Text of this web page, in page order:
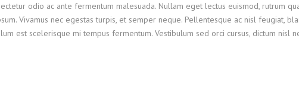
odio ac ante fermentum malesuada. Nullam eget lectus euismod, rutrum
Vivamus nec egestas turpis, et semper neque. Pellentesque ac nisl feugiat,
est scelerisque mi tempus fermentum. Vestibulum sed orci cursus, dictum nisl